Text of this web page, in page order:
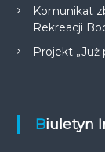
Komunikat
Rekreacji
Projekt „Już
Biuletyn